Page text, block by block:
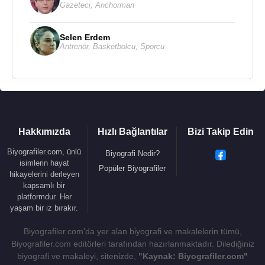
Gazeteci,Anchorman
Selen Erdem
Antrenör, Basketbolcu, Sporcu
Hakkımızda
Biyografiler.com, ünlü
isimlerin hayat
hikayelerini derleyen
kapsamlı bir
platformdur. Her
yaşam bir iz bırakır.
Hızlı Bağlantılar
Biyografi Nedir?
Popüler Biyografiler
Bizi Takip Edin
Biyografiler.com'da yer alan biyografi ve makalelerin tümü,
Biyografiler.com editörleri tarafından hazırlanmaktadır. Dilediğiniz
biyografi ve makaleyi, sitenizde, "Kaynak: Biyografiler.com"